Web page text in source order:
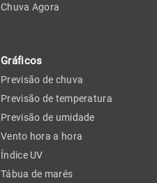
Chuva Agora
Gráficos
Previsão de chuva
Previsão de temperatura
Previsão de umidade
Vento hora a hora
Índice UV
Tábua de marés